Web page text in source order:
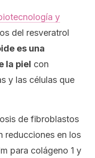
y
del resveratrol
es una
la piel con
y las células que
de fibroblastos
reducciones en los
para colágeno 1 y